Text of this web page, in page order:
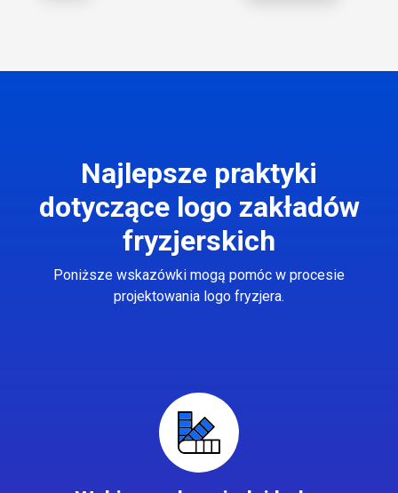
Najlepsze praktyki
dotyczące logo zakładów
fryzjerskich
Poniższe wskazówki mogą pomóc w procesie
projektowania logo fryzjera.